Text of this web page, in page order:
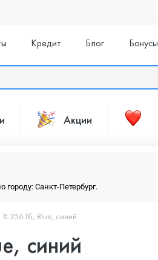
Кредит Блог Бонусы
Акции
Санкт-Петербург.
Гб, Blue, синий
синий